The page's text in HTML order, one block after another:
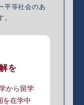
平等社会のあ
を
から留学
を在学中